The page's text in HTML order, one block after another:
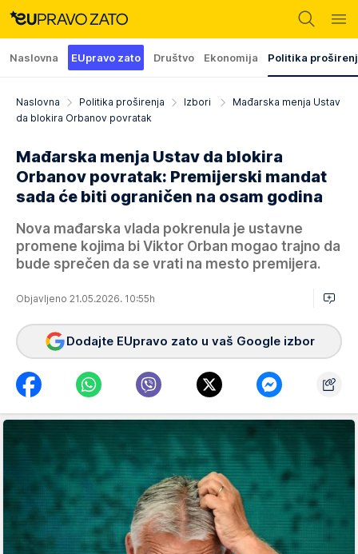
Naslovna EUpravo zato Društvo Ekonomija Politika
Naslovna Politika proširenja Izbori
Mađarska menja Ustav
da blokira Orbanov povratak
Mađarska menja Ustav da blokira
Orbanov povratak: Premijerski mandat
sada će biti ograničen na osam godina
Nova mađarska vlada pokrenula je ustavne
promene kojima bi Viktor Orban mogao trajno da
bude sprečen da se vrati na mesto premijera.
Objavljeno 21.05.2026. 10:55h
Dodajte EUpravo zato u vaš Google izbor